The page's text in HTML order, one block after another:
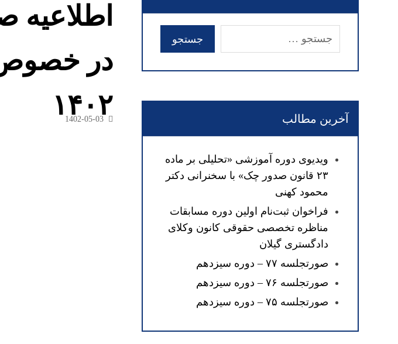
در خصوص
۱۴۰۲
1402-05-03 آخرین مطالب
ویدیوی دوره آموزشی «تحلیلی بر ماده
۲۳ قانون صدور چک» با سخنرانی دکتر
محمود کهنی
فراخوان ثبت‌نام اولین دوره مسابقات
مناظره تخصصی حقوقی کانون وکلای
دادگستری گیلان
صورتجلسه ۷۷ – دوره سیزدهم
صورتجلسه ۷۶ – دوره سیزدهم
صورتجلسه ۷۵ – دوره سیزدهم